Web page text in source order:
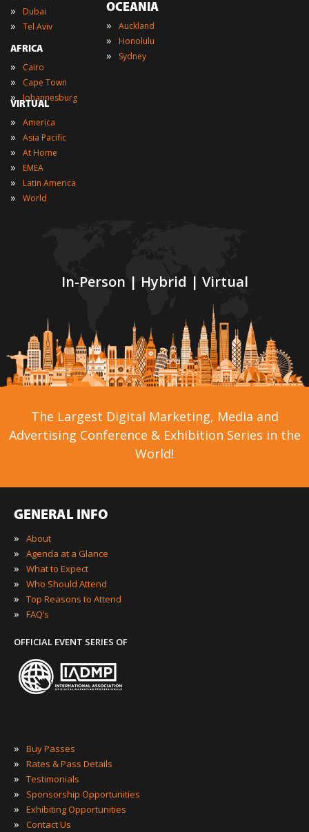
In-Person | Hybrid | Virtual
» Dubai
» Tel Aviv
AFRICA
» Cairo
» Cape Town
» Johannesburg
OCEANIA
» Auckland
» Honolulu
» Sydney
VIRTUAL
» America
» Asia Pacific
» At Home
» EMEA
» Latin America
» World
The Largest Digital Marketing, Media and
Advertising Conference & Exhibition Series in the
World!
GENERAL INFO
»
About
» Agenda at a Glance
» What to Expect
» Who Should Attend
» Top Reasons to Attend
» FAQ’s
OFFICIAL EVENT SERIES OF
» Buy Passes
» Rates & Pass Details
» Testimonials
» Sponsorship Opportunities
» Exhibiting Opportunities
» Contact Us